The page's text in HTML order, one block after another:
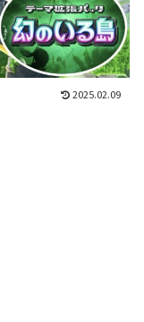
2025.02.09